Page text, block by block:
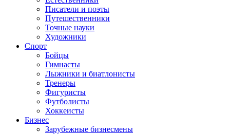
Писатели и поэты
Путешественники
Точные науки
Художники
Спорт
Бойцы
Гимнасты
Лыжники и биатлонисты
Тренеры
Фигуристы
Футболисты
Хоккеисты
Бизнес
Зарубежные бизнесмены